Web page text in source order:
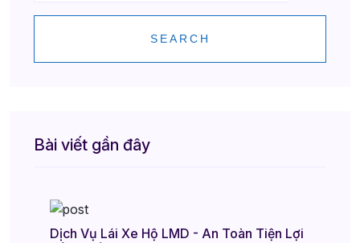
SEARCH
Bài viết gần đây
Dịch Vụ Lái Xe Hộ LMD - An Toàn Tiện Lợi